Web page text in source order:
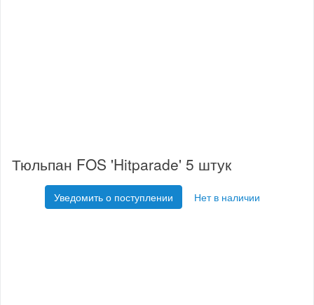
Тюльпан FOS 'Hitparade' 5 штук
Уведомить о поступлении Нет в наличии